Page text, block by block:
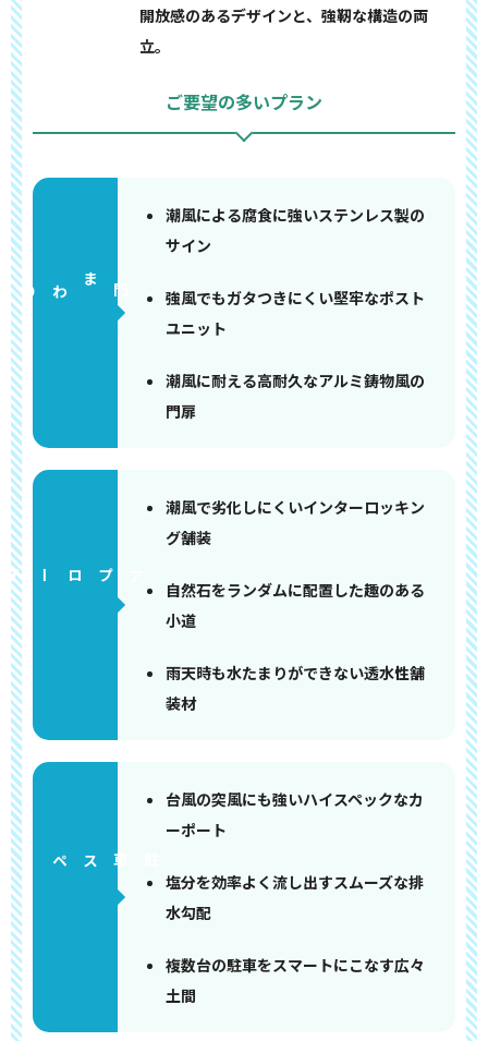
開放感のあるデザインと、強靭な構造の両
立。
ご要望の多いプラン
門まわり
潮風による腐食に強いステンレス製の
サイン
強風でもガタつきにくい堅牢なポスト
ユニット
潮風に耐える高耐久なアルミ鋳物風の
門扉
アプローチ
潮風で劣化しにくいインターロッキン
グ舗装
自然石をランダムに配置した趣のある
小道
雨天時も水たまりができない透水性舗
装材
台風の突風にも強いハイスペックなカ
ーポート
塩分を効率よく流し出すスムーズな排
水勾配
複数台の駐車をスマートにこなす広々
土間